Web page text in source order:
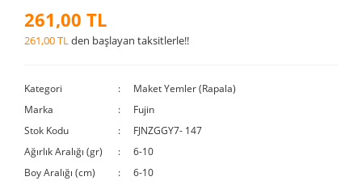
261,00 TL
261,00 TLden başlayan taksitlerle!!
Kategori
Maket Yemler (Rapala)
Marka
Fujin
Stok Kodu
FJNZGGY7- 147
Ağırlık Aralığı (gr)
6-10
Boy Aralığı (cm)
6-10